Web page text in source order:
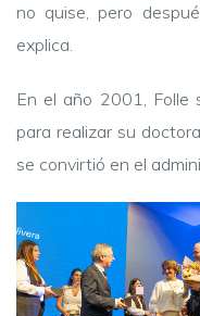
no quise, pero
explica.
En el año 2001, Folle
para realizar su
se convirtió en el